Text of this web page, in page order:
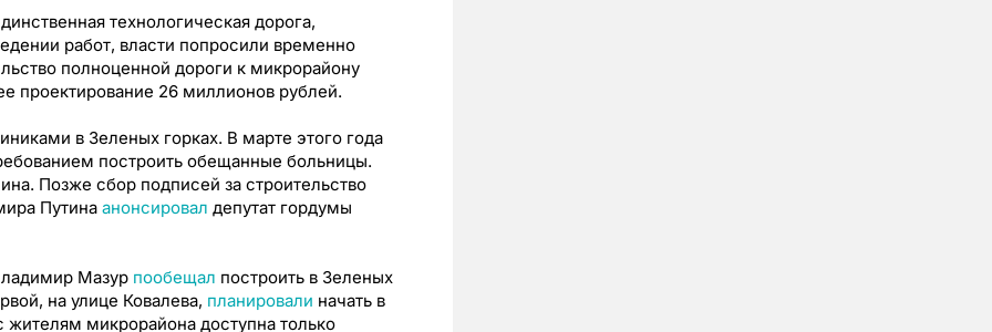
технологическая дорога,
работ, власти попросили временно
полноценной дороги к микрорайону
проектирование 26 миллионов рублей.
в Зеленых горках. В марте этого года
построить обещанные больницы.
Позже сбор подписей за строительство
Путина анонсировал депутат гордумы
Мазур пообещал построить в Зеленых
на улице Ковалева, планировали начать в
микрорайона доступна только